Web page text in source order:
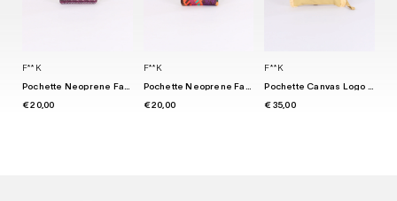
F**K
€ 20,00
F**K
€ 20,00
F**K
€ 35,00